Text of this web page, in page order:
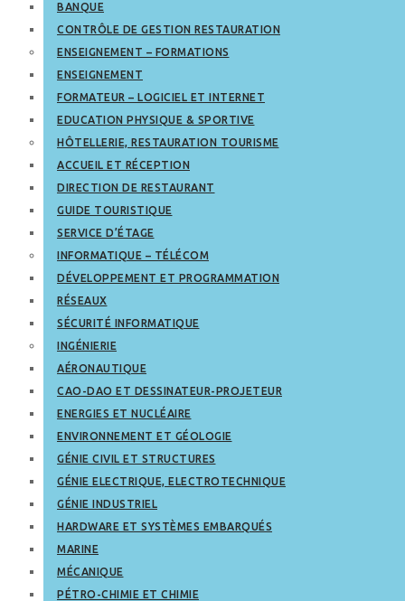
BANQUE
CONTRÔLE DE GESTION RESTAURATION
ENSEIGNEMENT – FORMATIONS
ENSEIGNEMENT
FORMATEUR – LOGICIEL ET INTERNET
EDUCATION PHYSIQUE & SPORTIVE
HÔTELLERIE, RESTAURATION TOURISME
ACCUEIL ET RÉCEPTION
DIRECTION DE RESTAURANT
GUIDE TOURISTIQUE
SERVICE D’ÉTAGE
INFORMATIQUE – TÉLÉCOM
DÉVELOPPEMENT ET PROGRAMMATION
RÉSEAUX
SÉCURITÉ INFORMATIQUE
INGÉNIERIE
AÉRONAUTIQUE
CAO-DAO ET DESSINATEUR-PROJETEUR
ENERGIES ET NUCLÉAIRE
ENVIRONNEMENT ET GÉOLOGIE
GÉNIE CIVIL ET STRUCTURES
GÉNIE ELECTRIQUE, ELECTROTECHNIQUE
GÉNIE INDUSTRIEL
HARDWARE ET SYSTÈMES EMBARQUÉS
MARINE
MÉCANIQUE
PÉTRO-CHIMIE ET CHIMIE